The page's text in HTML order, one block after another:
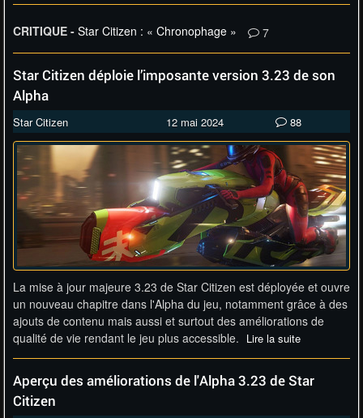
CRITIQUE - Star Citizen : « Chronophage » 7
Star Citizen déploie l’imposante version 3.23 de son
Alpha
Star Citizen 12 mai 2024 88
La mise à jour majeure 3.23 de Star Citizen est déployée et ouvre
un nouveau chapitre dans l'Alpha du jeu, notamment grâce à des
ajouts de contenu mais aussi et surtout des améliorations de
qualité de vie rendant le jeu plus accessible. Lire la suite
Aperçu des améliorations de l'Alpha 3.23 de Star
Citizen